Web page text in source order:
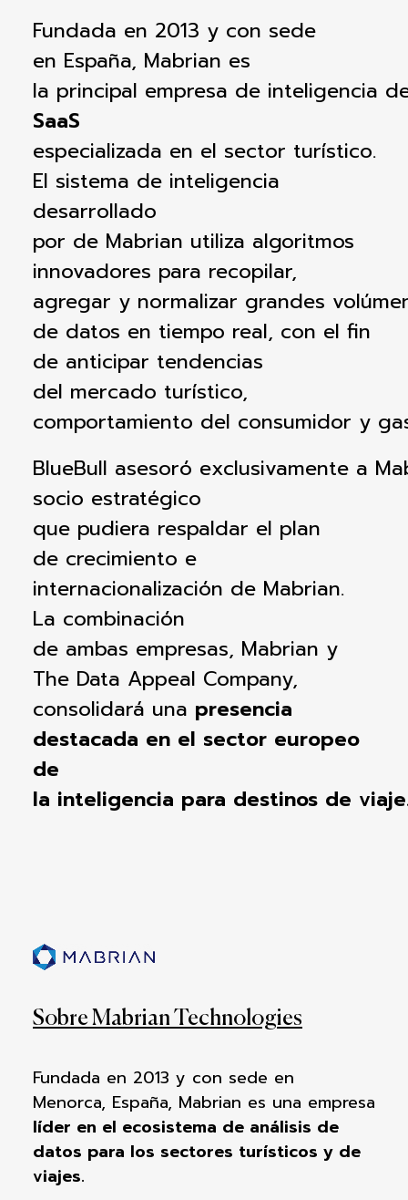
Fundada en 2013 y con sede
en España, Mabrian es
la principal empresa de inteligencia
SaaS
especializada en el sector turístico.
El sistema de inteligencia
desarrollado
por de Mabrian utiliza algoritmos
innovadores para recopilar,
agregar y normalizar grandes
de datos en tiempo real, con el fin
de anticipar tendencias
del mercado turístico,
comportamiento del consumidor y
BlueBull asesoró exclusivamente a
socio estratégico
que pudiera respaldar el plan
de crecimiento e
internacionalización de Mabrian.
La combinación
de ambas empresas, Mabrian y
The Data Appeal Company,
consolidará una presencia
destacada en el sector europeo
de
la inteligencia para destinos de viaje
Sobre Mabrian Technologies
Fundada en 2013 y con sede en
Menorca, España, Mabrian es una empresa
líder en el ecosistema de análisis de
datos para los sectores turísticos y de
viajes.